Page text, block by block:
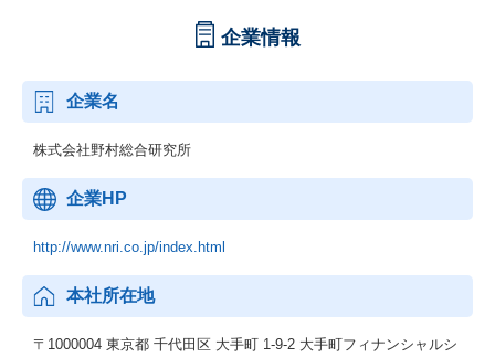
企業情報
企業名
株式会社野村総合研究所
企業HP
http://www.nri.co.jp/index.html
本社所在地
〒1000004 東京都 千代田区 大手町 1-9-2 大手町フィナンシャルシ